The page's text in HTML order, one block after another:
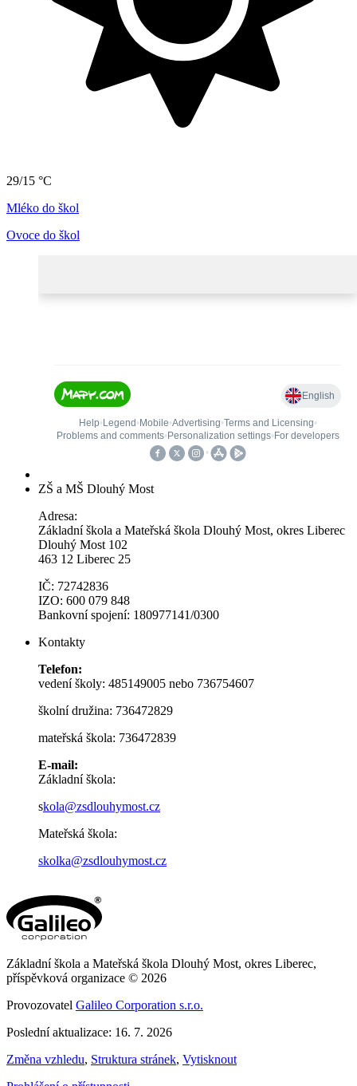
29/15 °C
Mléko do škol
Ovoce do škol
ZŠ a MŠ Dlouhý Most
Adresa:
Základní škola a Mateřská škola Dlouhý Most, okres Liberec
Dlouhý Most 102
463 12 Liberec 25
IČ: 72742836
IZO: 600 079 848
Bankovní spojení: 180977141/0300
Kontakty
Telefon:
vedení školy: 485149005 nebo 736754607
školní družina: 736472829
mateřská škola: 736472839
E-mail:
Základní škola:
skola@zsdlouhymost.cz
Mateřská škola:
skolka@zsdlouhymost.cz
Základní škola a Mateřská škola Dlouhý Most, okres Liberec,
příspěvková organizace © 2026
Provozovatel Galileo Corporation s.r.o.
Poslední aktualizace: 16. 7. 2026
Změna vzhledu, Struktura stránek, Vytisknout